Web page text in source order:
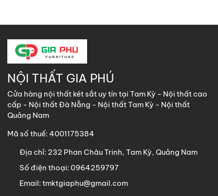
NỘI THẤT GIA PHÚ
Cửa hàng nội thất két sắt uy tín tại Tam Kỳ - Nội thất cao
cấp - Nội thất Đà Nẵng - Nội thất Tam Kỳ - Nội thất
Quảng Nam
Mã số thuế: 4001175384
Địa chỉ: 232 Phan Châu Trinh, Tam Kỳ, Quảng Nam
Số điện thoại: 0964259797
Email: tmktgiaphu@gmail.com